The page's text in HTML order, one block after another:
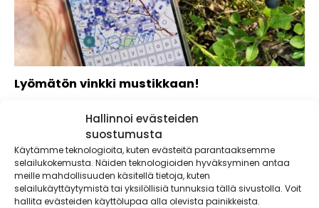
Hallinnoi evästeiden
suostumusta
Käytämme teknologioita, kuten evästeitä parantaaksemme
selailukokemusta. Näiden teknologioiden hyväksyminen antaa
meille mahdollisuuden käsitellä tietoja, kuten
selailukäyttäytymistä tai yksilöllisiä tunnuksia tällä sivustolla. Voit
hallita evästeiden käyttölupaa alla olevista painikkeista.
Lyömätön vinkki mustikkaan!
Mustikanpoiminta ei ole koskaan ollut näin helppoa. Nyt...